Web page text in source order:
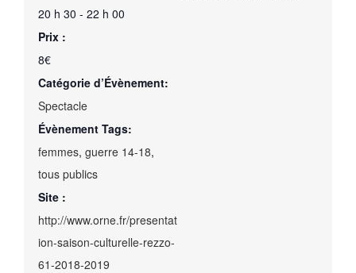
20 h 30 - 22 h 00
Prix :
8€
Catégorie d’Évènement:
Spectacle
Évènement Tags:
femmes, guerre 14-18,
tous publics
Site :
http://www.orne.fr/presentat
ion-saison-culturelle-rezzo-
61-2018-2019